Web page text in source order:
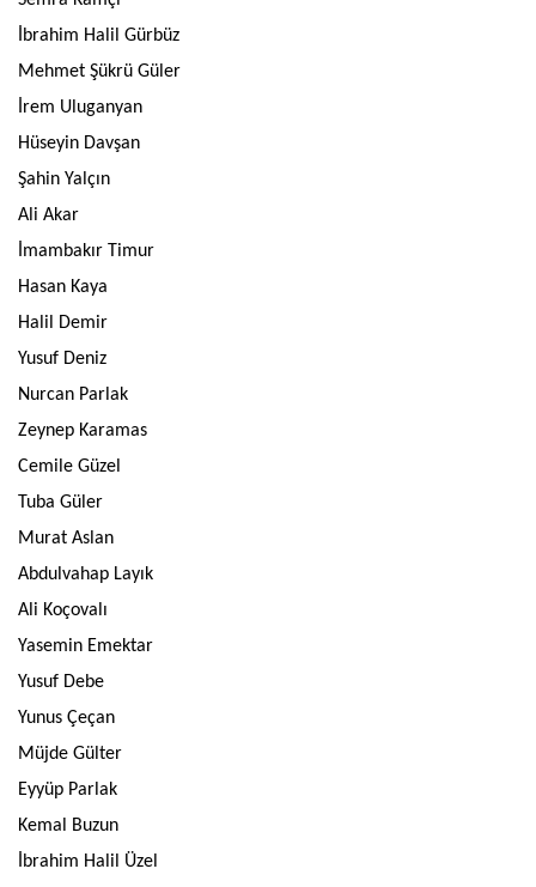
İbrahim Halil Gürbüz
Mehmet Şükrü Güler
İrem Uluganyan
Hüseyin Davşan
Şahin Yalçın
Ali Akar
İmambakır Timur
Hasan Kaya
Halil Demir
Yusuf Deniz
Nurcan Parlak
Zeynep Karamas
Cemile Güzel
Tuba Güler
Murat Aslan
Abdulvahap Layık
Ali Koçovalı
Yasemin Emektar
Yusuf Debe
Yunus Çeçan
Müjde Gülter
Eyyüp Parlak
Kemal Buzun
İbrahim Halil Üzel